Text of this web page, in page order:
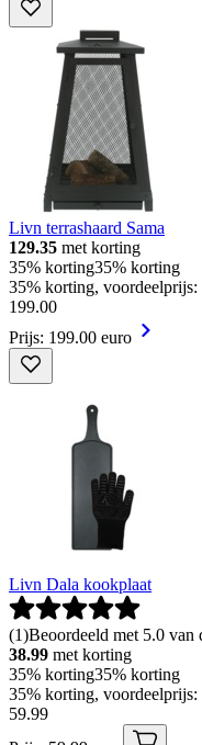
Livn terrashaard Sama
129.35 met korting
35% korting35% korting
35% korting,
199.00
Prijs: 199.00 euro
Livn Dala kookplaat
(1)Beoordeeld met 5.0 van
38.99 met korting
35% korting35% korting
35% korting,
59.99